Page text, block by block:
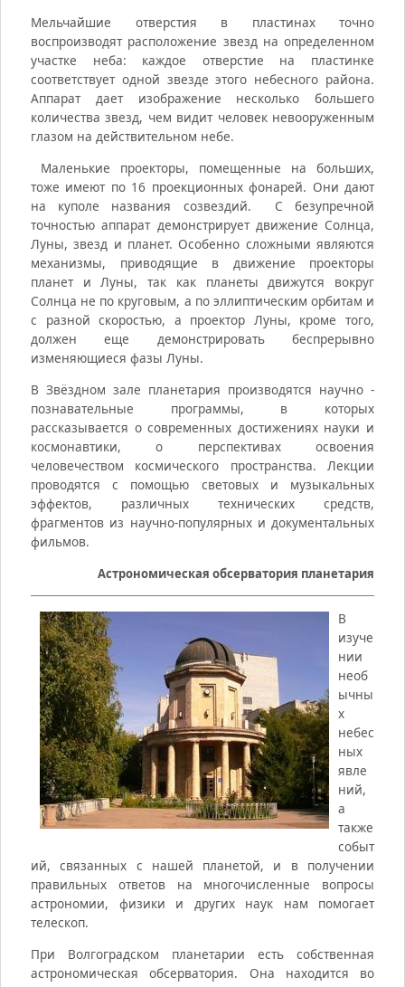
Мельчайшие отверстия в пластинах точно
воспроизводят расположение звезд на определенном
участке неба: каждое отверстие на пластинке
соответствует одной звезде этого небесного района.
Аппарат дает изображение несколько большего
количества звезд, чем видит человек невооруженным
глазом на действительном небе.
Маленькие проекторы, помещенные на больших,
тоже имеют по 16 проекционных фонарей. Они дают
на куполе названия созвездий. С безупречной
точностью аппарат демонстрирует движение Солнца,
Луны, звезд и планет. Особенно сложными являются
механизмы, приводящие в движение проекторы
планет и Луны, так как планеты движутся вокруг
Солнца не по круговым, а по эллиптическим орбитам и
с разной скоростью, а проектор Луны, кроме того,
должен еще демонстрировать беспрерывно
изменяющиеся фазы Луны.
В Звёздном зале планетария производятся научно -
познавательные программы, в которых
рассказывается о современных достижениях науки и
космонавтики, о перспективах освоения
человечеством космического пространства. Лекции
проводятся с помощью световых и музыкальных
эффектов, различных технических средств,
фрагментов из научно-популярных и документальных
фильмов.
Астрономическая обсерватория планетария
В
изуче
нии
необ
ычны
х
небес
ных
явле
ний,
а
также
событ
ий, связанных с нашей планетой, и в получении
правильных ответов на многочисленные вопросы
астрономии, физики и других наук нам помогает
телескоп.
При Волгоградском планетарии есть собственная
астрономическая обсерватория. Она находится во